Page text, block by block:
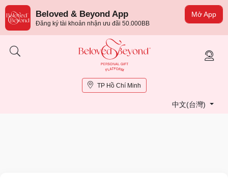
Mở App
Beloved & Beyond App
Đăng ký tài khoản nhận ưu đãi 50.000BB
TP Hồ Chí Minh
中文(台灣)